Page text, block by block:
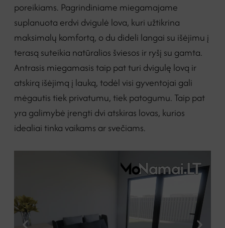
poreikiams. Pagrindiniame miegamajame
suplanuota erdvi dvigulė lova, kuri užtikrina
maksimalų komfortą, o du dideli langai su išėjimu į
terasą suteikia natūralios šviesos ir ryšį su gamta.
Antrasis miegamasis taip pat turi dvigulę lovą ir
atskirą išėjimą į lauką, todėl visi gyventojai gali
mėgautis tiek privatumu, tiek patogumu. Taip pat
yra galimybė įrengti dvi atskiras lovas, kurios
idealiai tinka vaikams ar svečiams.